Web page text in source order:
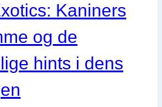
Kaniners
og de
hints i dens